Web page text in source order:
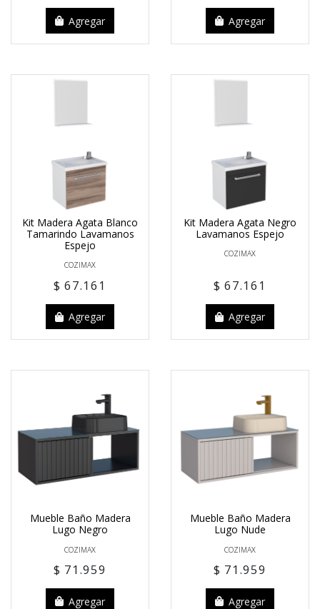
Agregar Agregar
Kit Madera Agata Blanco
Tamarindo Lavamanos
Espejo
COZIMAX
$ 67.161
Agregar
Kit Madera Agata Negro
Lavamanos Espejo
COZIMAX
$ 67.161
Agregar
Mueble Baño Madera
Lugo Negro
COZIMAX
$ 71.959
Agregar
Mueble Baño Madera
Lugo Nude
COZIMAX
$ 71.959
Agregar